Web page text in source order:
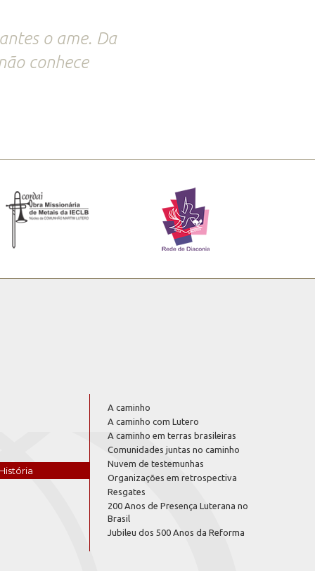
o ame. Da
conhece
História
A caminho
A caminho com Lutero
A caminho em terras brasileiras
Comunidades juntas no caminho
Nuvem de testemunhas
Organizações em retrospectiva
Resgates
200 Anos de Presença Luterana no
Brasil
Jubileu dos 500 Anos da Reforma